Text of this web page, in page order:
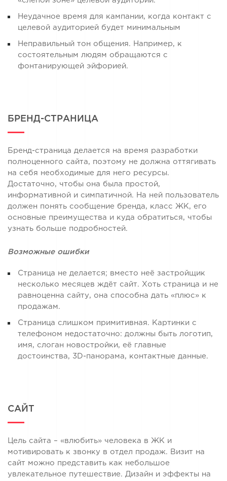
Неудачное время для кампании, когда контакт с
целевой аудиторией будет минимальным
Неправильный тон общения. Например, к
состоятельным людям обращаются с
фонтанирующей эйфорией.
БРЕНД-СТРАНИЦА
Бренд-страница делается на время разработки
полноценного сайта, поэтому не должна оттягивать
на себя необходимые для него ресурсы.
Достаточно, чтобы она была простой,
информативной и симпатичной. На ней пользователь
должен понять сообщение бренда, класс ЖК, его
основные преимущества и куда обратиться, чтобы
узнать больше подробностей.
Возможные ошибки
Страница не делается; вместо неё застройщик
несколько месяцев ждёт сайт. Хоть страница и не
равноценна сайту, она способна дать «плюс» к
продажам.
Страница слишком примитивная. Картинки с
телефоном недостаточно: должны быть логотип,
имя, слоган новостройки, её главные
достоинства, 3D-панорама, контактные данные.
САЙТ
Цель сайта – «влюбить» человека в ЖК и
мотивировать к звонку в отдел продаж. Визит на
сайт можно представить как небольшое
увлекательное путешествие. Дизайн и эффекты на